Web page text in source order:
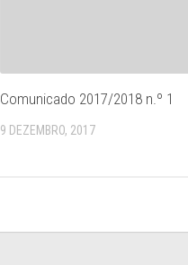
Comunicado 2017/2018 n.º 1
9 DEZEMBRO, 2017